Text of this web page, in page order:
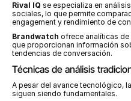
Rival IQ se especializa en
sociales, lo que permite
engagement y rendimiento de
Brandwatch ofrece analíticas
que proporcionan información
tendencias de conversación.
Técnicas de análisis
A pesar del avance tecnológico,
siguen siendo fundamentales.